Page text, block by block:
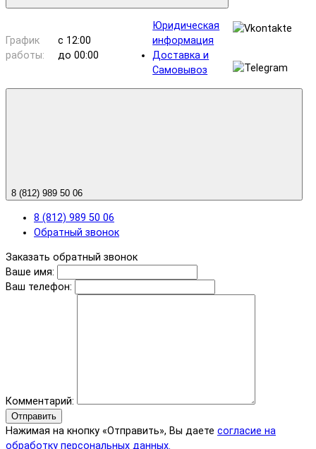
График
работы:
с 12:00
до 00:00
Юридическая
информация
Доставка и
Самовывоз
8 (812) 989 50 06
8 (812) 989 50 06
Обратный звонок
Заказать обратный звонок
Ваше имя:
Ваш телефон:
Комментарий:
Отправить
Нажимая на кнопку «Отправить», Вы даете согласие на
обработку персональных данных.